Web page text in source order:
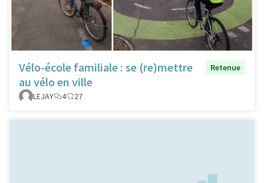
Vélo-école familiale : se (re)mettre
au vélo en ville
Retenue
LEJAY 4 27